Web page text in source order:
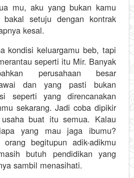
mu, aku yang bukan kamu
setuju dengan kontrak
kesal.
kondisi keluargamu beb, tapi
seperti itu Mir. Banyak
perusahaan besar
dan yang pasti bukan
seperti yang direncanakan
sekarang. Jadi coba dipikir
buat itu semua. Kalau
yang mau jaga ibumu?
begitupun adik-adikmu
butuh pendidikan yang
sambil menasihati.